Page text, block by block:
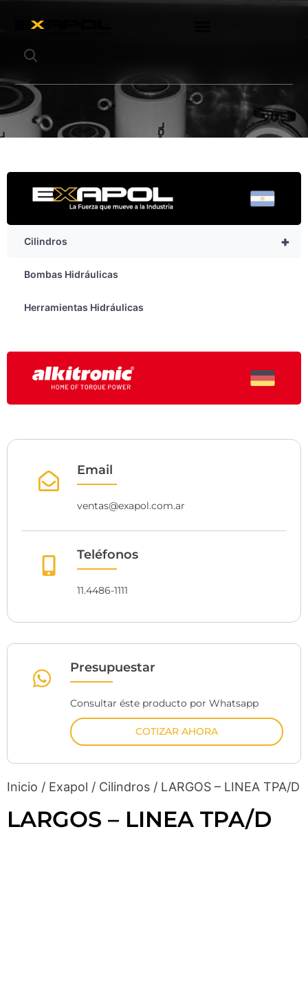
+
Cilindros
Bombas Hidráulicas
Herramientas Hidráulicas
Email
ventas@exapol.com.ar
Teléfonos
11.4486-1111
Presupuestar
Consultar éste producto por Whatsapp
COTIZAR AHORA
Inicio / Exapol / Cilindros / LARGOS – LINEA TPA/D
LARGOS – LINEA TPA/D